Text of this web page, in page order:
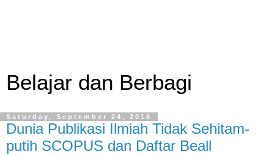
Belajar dan Berbagi
Saturday, September 24, 2016
Dunia Publikasi Ilmiah Tidak Sehitam-
putih SCOPUS dan Daftar Beall